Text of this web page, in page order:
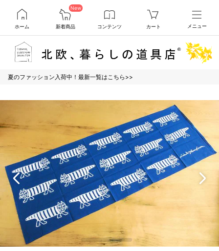
ホーム
New
新着商品 コンテンツ カート メニュー
夏のファッション入荷中！最新一覧はこちら>>